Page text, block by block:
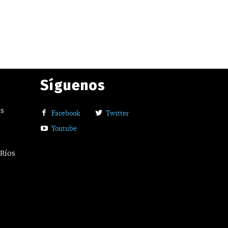
Síguenos
Facebook
Twitter
Youtube